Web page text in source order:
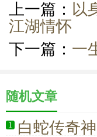
上一篇： 以
江湖情怀
下一篇： 一
随机文章
1 白蛇传奇